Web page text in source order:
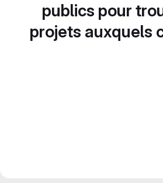
publics pour
projets auxquels